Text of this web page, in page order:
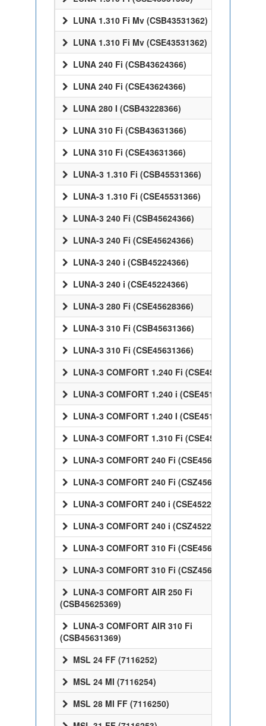
LUNA 1.310 Fi Mv (CSB43531362)
LUNA 1.310 Fi Mv (CSE43531362)
LUNA 240 Fi (CSB43624366)
LUNA 240 Fi (CSE43624366)
LUNA 280 I (CSB43228366)
LUNA 310 Fi (CSB43631366)
LUNA 310 Fi (CSE43631366)
LUNA-3 1.310 Fi (CSB45531366)
LUNA-3 1.310 Fi (CSE45531366)
LUNA-3 240 Fi (CSB45624366)
LUNA-3 240 Fi (CSE45624366)
LUNA-3 240 i (CSB45224366)
LUNA-3 240 i (CSE45224366)
LUNA-3 280 Fi (CSE45628366)
LUNA-3 310 Fi (CSB45631366)
LUNA-3 310 Fi (CSE45631366)
LUNA-3 COMFORT 1.240 Fi (CSE45524358)
LUNA-3 COMFORT 1.240 i (CSE45124358)
LUNA-3 COMFORT 1.240 I (CSE45124358)
LUNA-3 COMFORT 1.310 Fi (CSE45531358)
LUNA-3 COMFORT 240 Fi (CSE45624358)
LUNA-3 COMFORT 240 Fi (CSZ45624358)
LUNA-3 COMFORT 240 i (CSE45224358)
LUNA-3 COMFORT 240 i (CSZ45224358)
LUNA-3 COMFORT 310 Fi (CSE45631358)
LUNA-3 COMFORT 310 Fi (CSZ45631358)
LUNA-3 COMFORT AIR 250 Fi
(CSB45625369)
LUNA-3 COMFORT AIR 310 Fi
(CSB45631369)
MSL 24 FF (7116252)
MSL 24 MI (7116254)
MSL 28 MI FF (7116250)